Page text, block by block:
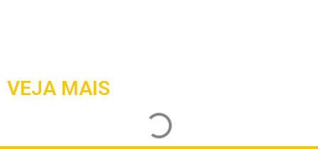
VEJA MAIS